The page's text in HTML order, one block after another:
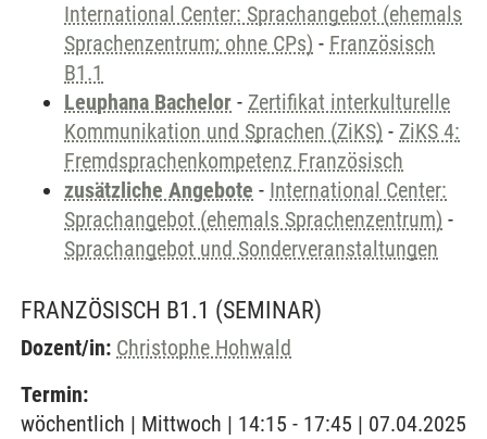
International Center: Sprachangebot (ehemals
Sprachenzentrum; ohne CPs) - Französisch
B1.1
Leuphana Bachelor - Zertifikat interkulturelle
Kommunikation und Sprachen (ZiKS) - ZiKS 4:
Fremdsprachenkompetenz Französisch
zusätzliche Angebote - International Center:
Sprachangebot (ehemals Sprachenzentrum) -
Sprachangebot und Sonderveranstaltungen
FRANZÖSISCH B1.1 (SEMINAR)
Dozent/in: Christophe Hohwald
Termin:
wöchentlich | Mittwoch | 14:15 - 17:45 | 07.04.2025